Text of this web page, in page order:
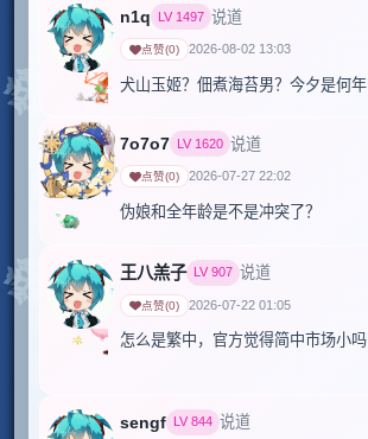
n1q LV 1497 说道
点赞(0) 2026-08-02 13:03
犬山玉姬？佃煮海苔男？今夕是何年
7o7o7 LV 1620 说道
点赞(0) 2026-07-27 22:02
伪娘和全年龄是不是冲突了？
王八羔子 LV907 说道
点赞(0) 2026-07-22 01:05
怎么是繁中，官方觉得简中市场小吗
sengf LV844 说道